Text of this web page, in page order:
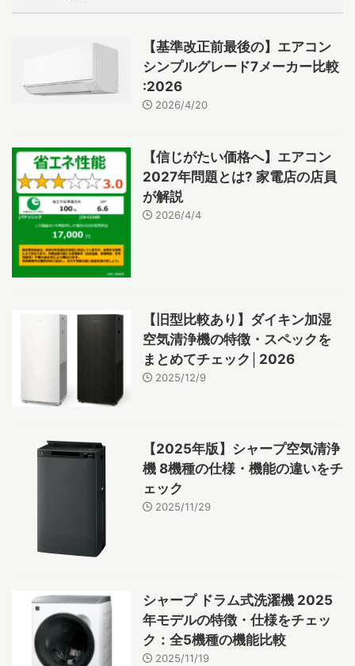
【基準改正前最後の】エアコン
シンプルグレード7メーカー比較
:2026
2026/4/20
【信じがたい価格へ】エアコン
2027年問題とは? 家電店の店員
が解説
2026/4/4
【旧型比較あり】ダイキン加湿
空気清浄機の特徴・スペックを
まとめてチェック│2026
2025/12/9
【2025年版】シャープ空気清浄
機 8機種の仕様・機能の違いをチ
ェック
2025/11/29
シャープ ドラム式洗濯機 2025
年モデルの特徴・仕様をチェッ
ク：全5機種の機能比較
2025/11/19